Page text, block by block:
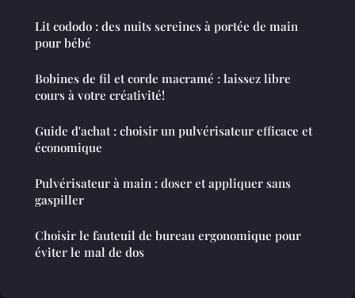
Lit cododo : des nuits sereines à portée de main
pour bébé
Bobines de fil et corde macramé : laissez libre
cours à votre créativité!
Guide d'achat : choisir un pulvérisateur efficace et
économique
Pulvérisateur à main : doser et appliquer sans
gaspiller
Choisir le fauteuil de bureau ergonomique pour
éviter le mal de dos